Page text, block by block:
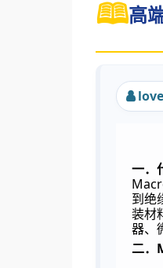
高
一．
到绝
装材
器、
二．